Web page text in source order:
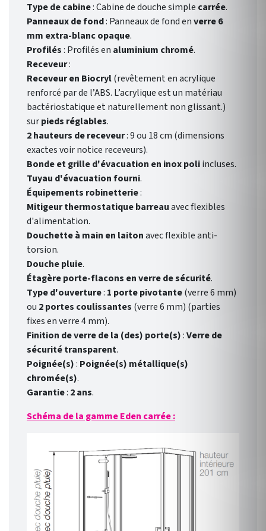
Type de cabine: Cabine de douche simple carrée.
Panneaux de fond: Panneaux de fond enverre 6
mm extra-blanc opaque.
Profilés: Profilés en aluminium chromé.
Receveur:
Receveur en Biocryl(revêtement en acrylique
renforcé par de l’ABS. L’acrylique est un matériau
bactériostatique et naturellement non glissant.)
surpieds réglables.
2 hauteurs de receveur: 9 ou 18 cm (dimensions
exactes voir notice receveurs).
Bonde et grille d'évacuation en inox poliincluses.
Tuyau d'évacuation fourni.
Équipements robinetterie:
Mitigeur thermostatique barreauavec flexibles
d'alimentation.
Douchette à main en laitonavec flexible anti-
torsion.
Douche pluie.
Étagère porte-flacons en verre de sécurité.
Type d'ouverture: 1 porte pivotante(verre 6 mm)
ou 2 portes coulissantes (verre 6 mm) (parties
fixes en verre 4 mm).
Finition de verre de la (des) porte(s):Verre de
sécurité transparent.
Poignée(s): Poignée(s) métallique(s)
chromée(s).
Garantie: 2 ans.
Schéma de la gamme Eden carrée :